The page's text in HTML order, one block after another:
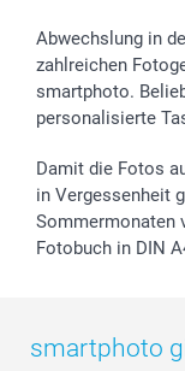
Abwechslung in
zahlreichen
smartphoto.
personalisierte
Damit die Fotos
in Vergessenheit
Sommermonaten
Fotobuch in DIN
smartphoto